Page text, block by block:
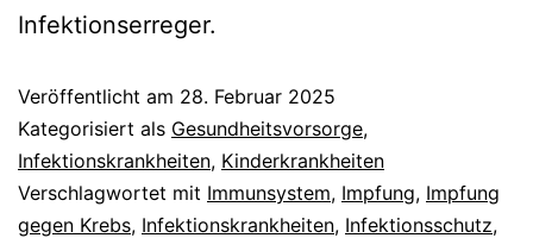
Infektionserreger.
Veröffentlicht am 28. Februar 2025
Kategorisiert als Gesundheitsvorsorge,
Infektionskrankheiten, Kinderkrankheiten
Verschlagwortet mit Immunsystem, Impfung, Impfung
gegen Krebs, Infektionskrankheiten, Infektionsschutz,